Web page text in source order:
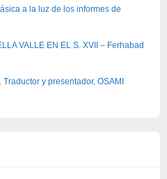
a la luz de los informes de
VALLE EN EL S. XVII – Ferhabad
y presentador, OSAMI